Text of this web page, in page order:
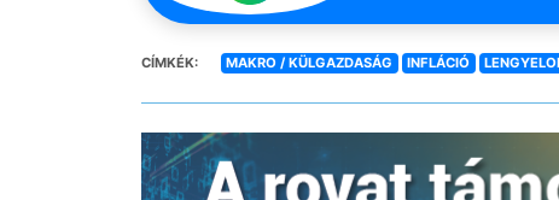
CÍMKÉK: MAKRO / KÜLGAZDASÁG INFLÁCIÓ